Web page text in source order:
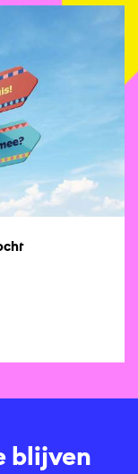
blijven